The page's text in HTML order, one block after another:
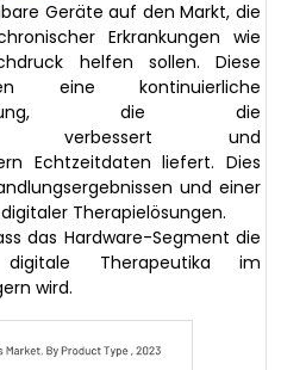
Geräte auf den Markt, die
Erkrankungen wie
helfen sollen. Diese
eine kontinuierliche
die die
verbessert und
Echtzeitdaten liefert. Dies
und einer
Therapielösungen.
das Hardware-Segment die
Therapeutika im
wird.